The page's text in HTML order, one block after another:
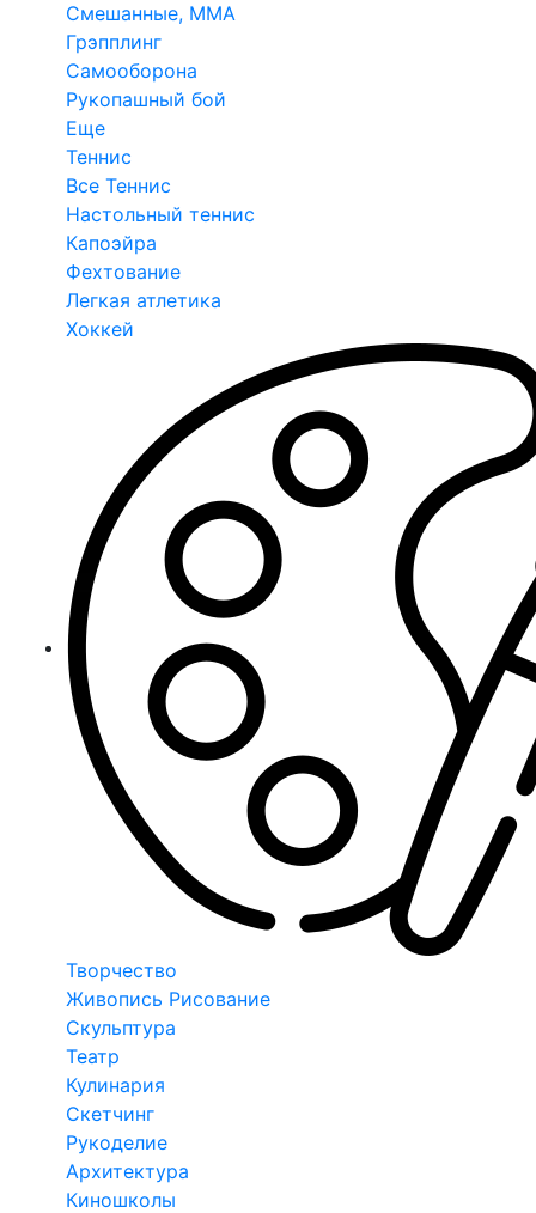
Смешанные, ММА
Грэпплинг
Самооборона
Рукопашный бой
Еще
Теннис
Все Теннис
Настольный теннис
Капоэйра
Фехтование
Легкая атлетика
Хоккей
Творчество
Живопись Рисование
Скульптура
Театр
Кулинария
Скетчинг
Рукоделие
Архитектура
Киношколы